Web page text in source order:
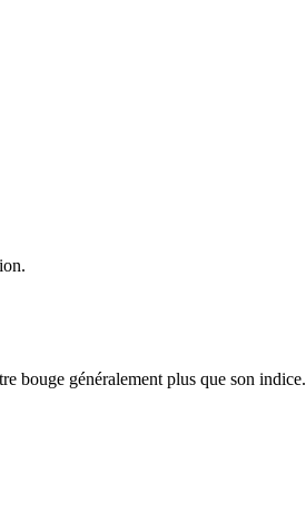
bouge généralement plus que son indice.